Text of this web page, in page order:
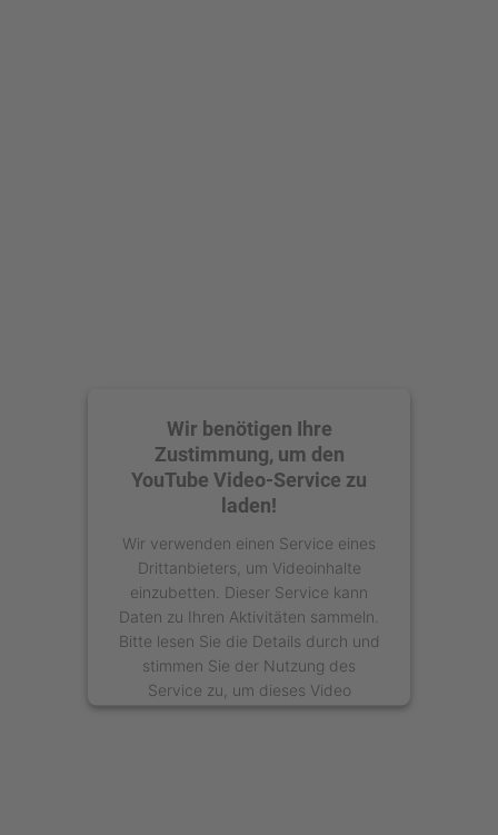
Wir benötigen Ihre
Zustimmung, um den
YouTube Video-Service zu
laden!
Wir verwenden einen Service eines
Drittanbieters, um Videoinhalte
einzubetten. Dieser Service kann
Daten zu Ihren Aktivitäten sammeln.
Bitte lesen Sie die Details durch und
stimmen Sie der Nutzung des
Service zu, um dieses Video
anzusehen.